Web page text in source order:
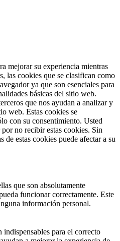
mejorar su experiencia mientras
las cookies que se clasifican como
ya que son esenciales para
básicas del sitio web.
que nos ayudan a analizar y
web. Estas cookies se
con su consentimiento. Usted
no recibir estas cookies. Sin
de estas cookies puede afectar a su
que son absolutamente
funcionar correctamente. Este
información personal.
indispensables para el correcto